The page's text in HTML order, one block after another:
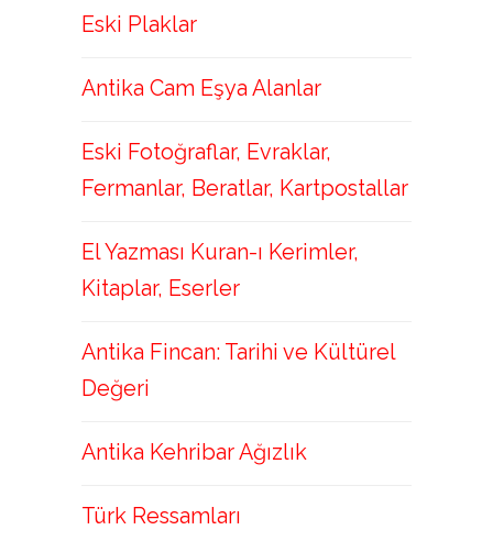
Eski Plaklar
Antika Cam Eşya Alanlar
Eski Fotoğraflar, Evraklar,
Fermanlar, Beratlar, Kartpostallar
El Yazması Kuran-ı Kerimler,
Kitaplar, Eserler
Antika Fincan: Tarihi ve Kültürel
Değeri
Antika Kehribar Ağızlık
Türk Ressamları